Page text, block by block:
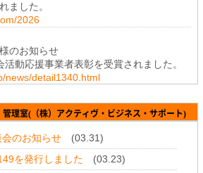
ました。
2026
のお知らせ
動応援事業者表彰を受賞されました。
news/detail1340.html
のお知らせ
から令和7年度所長礼状を拝受されまし
notice/11347/
理室(（株）アクティヴ・ビジネス・サポート)
のお知らせ(03.31)
を発行しました (03.23)